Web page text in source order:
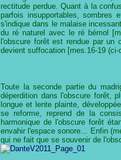
rectitude perdue. Quant à la
parfois insupportables, sombres
s'indique dans le malaise
du ré naturel avec le ré bémol
l'obscure forêt est rendue par un
devient suffocation [mes.16-19
Toute la seconde partie du
déperdition dans l'obscure forêt,
longue et lente plainte,
se reforme, reprend de la
harmonique de l'obscure forêt
envahir l'espace sonore... Enfin
qui ne fait que se souvenir de